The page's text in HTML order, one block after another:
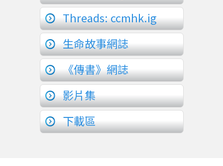
Threads: ccmhk.ig
生命故事網誌
《傳書》網誌
影片集
下載區